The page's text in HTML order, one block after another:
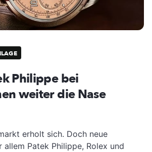
Philippe bei
weiter die Nase
erholt sich. Doch neue
allem Patek Philippe, Rolex und